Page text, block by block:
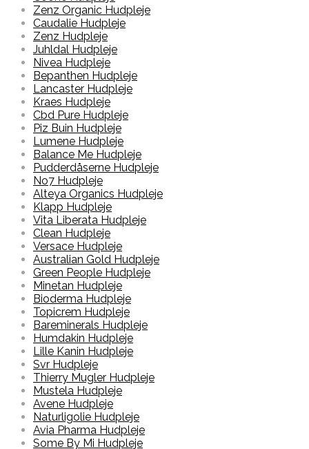
Zenz Organic Hudpleje
Caudalie Hudpleje
Zenz Hudpleje
Juhldal Hudpleje
Nivea Hudpleje
Bepanthen Hudpleje
Lancaster Hudpleje
Kraes Hudpleje
Cbd Pure Hudpleje
Piz Buin Hudpleje
Lumene Hudpleje
Balance Me Hudpleje
Pudderdåserne Hudpleje
No7 Hudpleje
Alteya Organics Hudpleje
Klapp Hudpleje
Vita Liberata Hudpleje
Clean Hudpleje
Versace Hudpleje
Australian Gold Hudpleje
Green People Hudpleje
Minetan Hudpleje
Bioderma Hudpleje
Topicrem Hudpleje
Bareminerals Hudpleje
Humdakin Hudpleje
Lille Kanin Hudpleje
Svr Hudpleje
Thierry Mugler Hudpleje
Mustela Hudpleje
Avene Hudpleje
Naturligolie Hudpleje
Avia Pharma Hudpleje
Some By Mi Hudpleje